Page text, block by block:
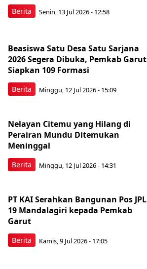
Berita Senin, 13 Jul 2026 - 12:58
Berita
Beasiswa Satu Desa Satu Sarjana
2026 Segera Dibuka, Pemkab Garut
Siapkan 109 Formasi
Minggu, 12 Jul 2026 - 15:09
Berita
Nelayan Citemu yang Hilang di
Perairan Mundu Ditemukan
Meninggal
Minggu, 12 Jul 2026 - 14:31
Berita
PT KAI Serahkan Bangunan Pos JPL
19 Mandalagiri kepada Pemkab
Garut
Kamis, 9 Jul 2026 - 17:05